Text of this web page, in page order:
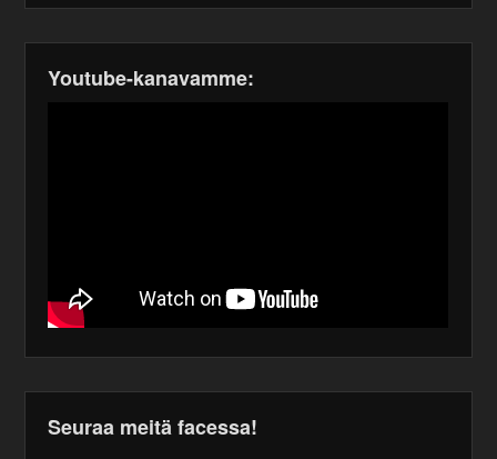
Youtube-kanavamme:
Seuraa meitä facessa!